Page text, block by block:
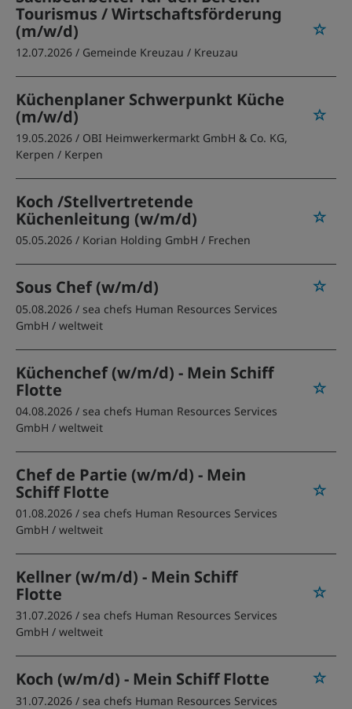
Tourismus / Wirtschaftsförderung
(m/w/d)
12.07.2026 / Gemeinde Kreuzau / Kreuzau
Küchenplaner Schwerpunkt Küche
(m/w/d)
19.05.2026 / OBI Heimwerkermarkt GmbH & Co. KG,
Kerpen / Kerpen
Koch /Stellvertretende
Küchenleitung (w/m/d)
05.05.2026 / Korian Holding GmbH / Frechen
Sous Chef (w/m/d)
05.08.2026 / sea chefs Human Resources Services
GmbH / weltweit
Küchenchef (w/m/d) - Mein Schiff
Flotte
04.08.2026 / sea chefs Human Resources Services
GmbH / weltweit
Chef de Partie (w/m/d) - Mein
Schiff Flotte
01.08.2026 / sea chefs Human Resources Services
GmbH / weltweit
Kellner (w/m/d) - Mein Schiff
Flotte
31.07.2026 / sea chefs Human Resources Services
GmbH / weltweit
Koch (w/m/d) - Mein Schiff Flotte
31.07.2026 / sea chefs Human Resources Services